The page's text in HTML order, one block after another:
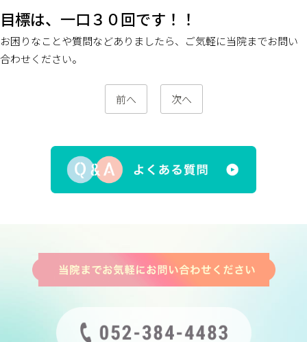
目標は、一口３０回です！！
お困りなことや質問などありましたら、ご気軽に当院までお問い
合わせください。
前へ 次へ